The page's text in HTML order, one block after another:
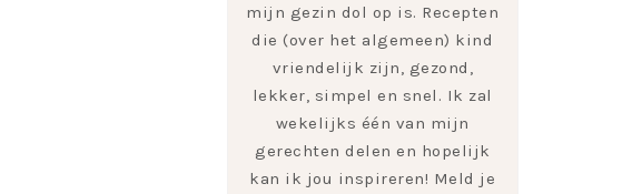
mijn gezin dol op is. Recepten
die (over het algemeen) kind
vriendelijk zijn, gezond,
lekker, simpel en snel. Ik zal
wekelijks één van mijn
gerechten delen en hopelijk
kan ik jou inspireren! Meld je